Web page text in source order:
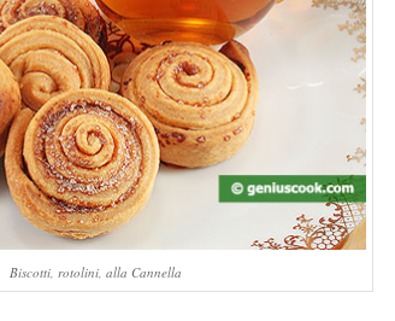
Biscotti, rotolini, alla Cannella